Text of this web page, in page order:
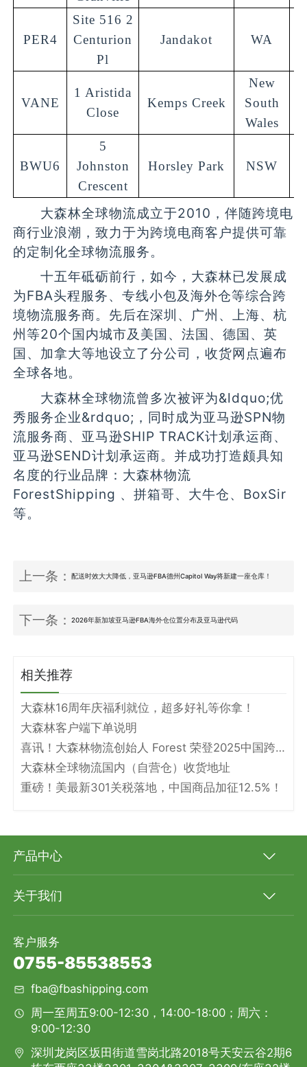
PER4
Site 516 2
Centurion
Pl
Jandakot WA
VANE
1 Aristida
Close
Kemps Creek
New
South
Wales
BWU6
5
Johnston
Crescent
Horsley Park NSW
大森林全球物流成立于2010，伴随跨境电
商行业浪潮，致力于为跨境电商客户提供可靠
的定制化全球物流服务。
十五年砥砺前行，如今，大森林已发展成
为FBA头程服务、专线小包及海外仓等综合跨
境物流服务商。先后在深圳、广州、上海、杭
州等20个国内城市及美国、法国、德国、英
国、加拿大等地设立了分公司，收货网点遍布
全球各地。
大森林全球物流曾多次被评为&ldquo;优
秀服务企业&rdquo;，同时成为亚马逊SPN物
流服务商、亚马逊SHIP TRACK计划承运商、
亚马逊SEND计划承运商。并成功打造颇具知
名度的行业品牌：大森林物流
ForestShipping 、拼箱哥、大牛仓、BoxSir
等。
上一条：配送时效大大降低，亚马逊FBA德州Capitol Way将新建一座仓库！
下一条：2026年新加坡亚马逊FBA海外仓位置分布及亚马逊代码
相关推荐
大森林16周年庆福利就位，超多好礼等你拿！
大森林客户端下单说明
喜讯！大森林物流创始人 Forest 荣登2025中国跨境电商物流名人堂！
大森林全球物流国内（自营仓）收货地址
重磅！美最新301关税落地，中国商品加征12.5%！
产品中心
关于我们
客户服务
0755-85538553
fba@fbashipping.com
周一至周五9:00-12:30，14:00-18:00；周六：
9:00-12:30
深圳龙岗区坂田街道雪岗北路2018号天安云谷2期6